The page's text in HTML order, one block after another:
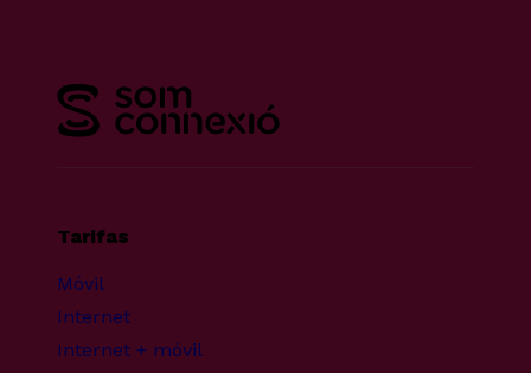
Tarifas
Móvil
Internet
Internet + móvil